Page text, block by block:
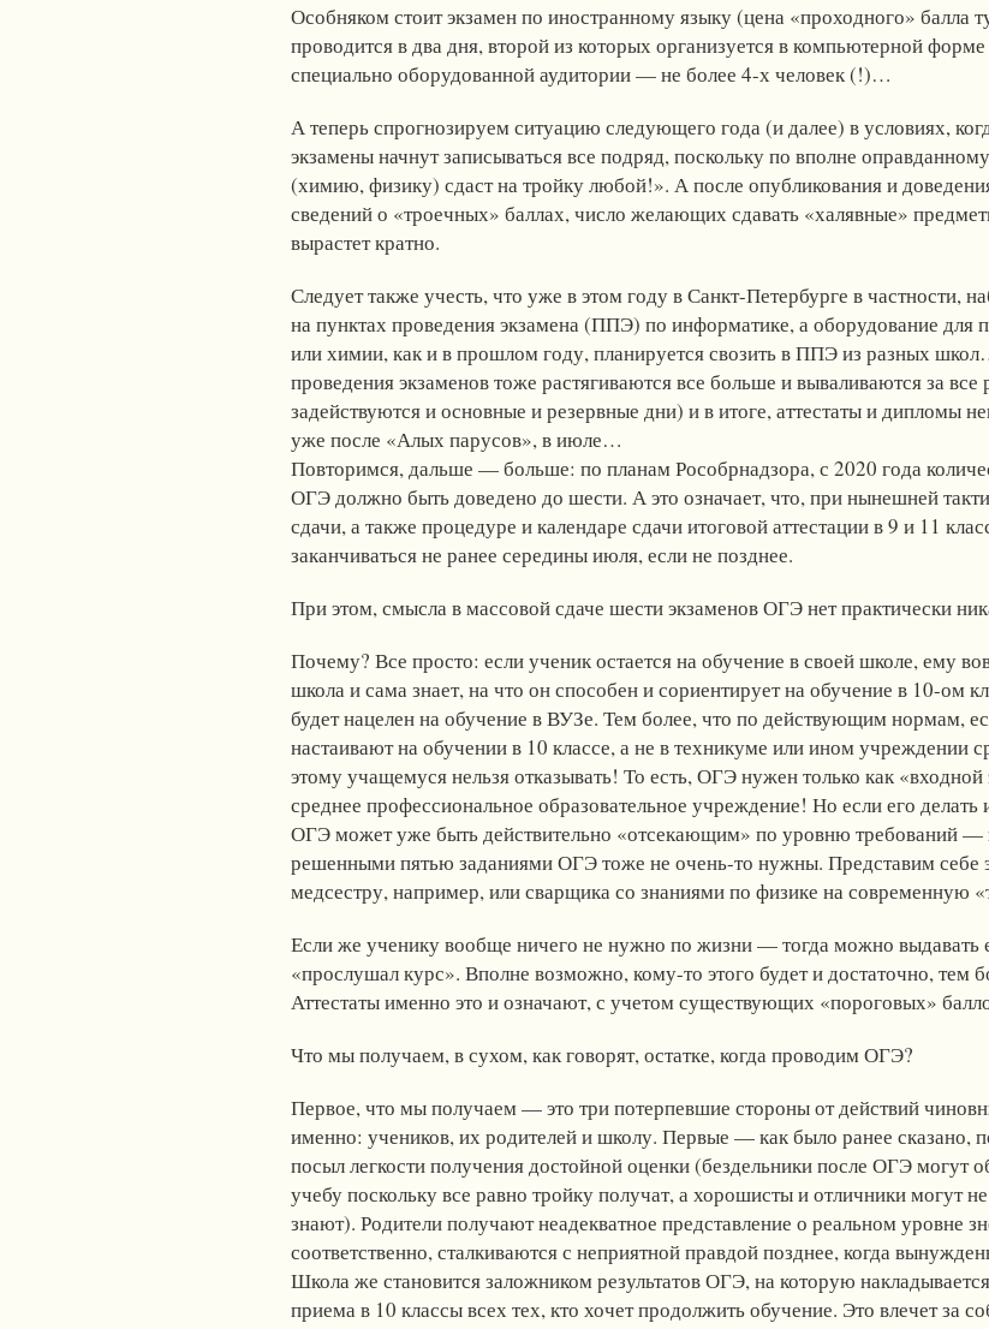
Особняком стоит экзамен по иностранному языку (цена «проходного» балла
проводится в два дня, второй из которых организуется в компьютерной
специально оборудованной аудитории — не более 4-х человек (!)…
А теперь спрогнозируем ситуацию следующего года (и далее) в условиях,
экзамены начнут записываться все подряд, поскольку по вполне
(химию, физику) сдаст на тройку любой!». А после опубликования и
сведений о «троечных» баллах, число желающих сдавать «халявные»
вырастет кратно.
Следует также учесть, что уже в этом году в Санкт-Петербурге в частности,
на пунктах проведения экзамена (ППЭ) по информатике, а оборудование для
или химии, как и в прошлом году, планируется свозить в ППЭ из разных
проведения экзаменов тоже растягиваются все больше и вываливаются за
задействуются и основные и резервные дни) и в итоге, аттестаты и дипломы
уже после «Алых парусов», в июле…
Повторимся, дальше — больше: по планам Рособрнадзора, с 2020 года
ОГЭ должно быть доведено до шести. А это означает, что, при нынешней
сдачи, а также процедуре и календаре сдачи итоговой аттестации в 9 и 11
заканчиваться не ранее середины июля, если не позднее.
При этом, смысла в массовой сдаче шести экзаменов ОГЭ нет практически
Почему? Все просто: если ученик остается на обучение в своей школе, ему
школа и сама знает, на что он способен и сориентирует на обучение в 10-ом
будет нацелен на обучение в ВУЗе. Тем более, что по действующим нормам,
настаивают на обучении в 10 классе, а не в техникуме или ином учреждении
этому учащемуся нельзя отказывать! То есть, ОГЭ нужен только как «входной
среднее профессиональное образовательное учреждение! Но если его
ОГЭ может уже быть действительно «отсекающим» по уровню требований
решенными пятью заданиями ОГЭ тоже не очень-то нужны. Представим
медсестру, например, или сварщика со знаниями по физике на современную
Если же ученику вообще ничего не нужно по жизни — тогда можно выдавать
«прослушал курс». Вполне возможно, кому-то этого будет и достаточно, тем
Аттестаты именно это и означают, с учетом существующих «пороговых»
Что мы получаем, в сухом, как говорят, остатке, когда проводим ОГЭ?
Первое, что мы получаем — это три потерпевшие стороны от действий
именно: учеников, их родителей и школу. Первые — как было ранее
посыл легкости получения достойной оценки (бездельники после ОГЭ могут
учебу поскольку все равно тройку получат, а хорошисты и отличники могут
знают). Родители получают неадекватное представление о реальном уровне
соответственно, сталкиваются с неприятной правдой позднее, когда
Школа же становится заложником результатов ОГЭ, на которую
приема в 10 классы всех тех, кто хочет продолжить обучение. Это влечет за